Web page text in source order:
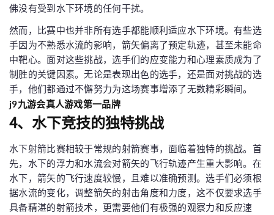
佛没有受到水下环境的任何干扰。
然而，比赛中也并非所有选手都能顺利适应水下环境。有些选
手因为不熟悉水流的影响，箭矢偏离了预定轨迹，甚至未能命
中靶心。面对这些挑战，选手们的应变能力和心理素质成为了
制胜的关键因素。无论是表现出色的选手，还是面对挑战的选
手，他们都通过不懈努力为这场赛事增添了无数精彩瞬间。
j9九游会真人游戏第一品牌
4、水下竞技的独特挑战
水下射箭比赛相较于常规的射箭赛事，面临着独特的挑战。首
先，水下的浮力和水流会对箭矢的飞行轨迹产生重大影响。在
水下，箭矢的飞行速度较慢，且难以准确预测。选手们必须根
据水流的变化，调整箭矢的射击角度和力度，这不仅要求选手
具备精湛的射箭技术，更需要他们有极强的观察力和反应速